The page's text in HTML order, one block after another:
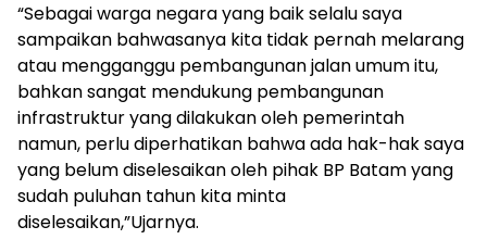
“Sebagai warga negara yang baik selalu saya
sampaikan bahwasanya kita tidak pernah melarang
atau mengganggu pembangunan jalan umum itu,
bahkan sangat mendukung pembangunan
infrastruktur yang dilakukan oleh pemerintah
namun, perlu diperhatikan bahwa ada hak-hak saya
yang belum diselesaikan oleh pihak BP Batam yang
sudah puluhan tahun kita minta
diselesaikan,”Ujarnya.